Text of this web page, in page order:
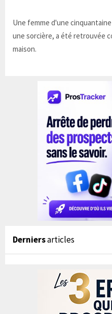
Une femme d'une
une sorcière, a été retrouvée
maison.
Derniersarticles